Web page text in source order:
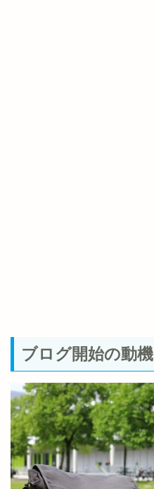
ブログ開始の動機